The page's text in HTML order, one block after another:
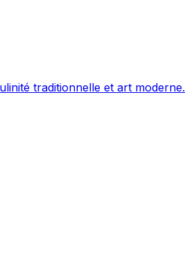
traditionnelle et art moderne.